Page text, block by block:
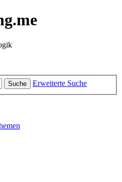
Suche Erweiterte Suche